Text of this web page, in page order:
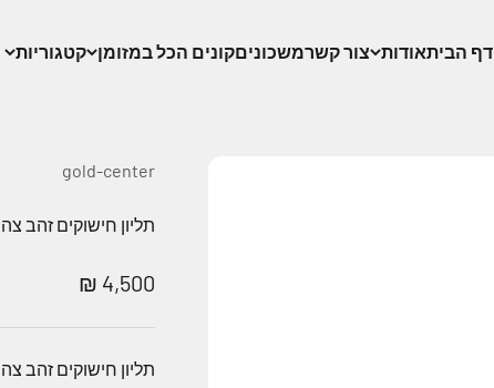
דף הביתאודות צור קשרמשכוניםקונים הכל במזומן קטגוריות
gold-center
תליון חישוקים זהב צהוב 18 קארט עם חישוק זהב לבן משובת
מחיר מבצע
4,500 ₪
תליון חישוקים זהב צהוב 18 קארט עם חישוק זהב לבן משובת